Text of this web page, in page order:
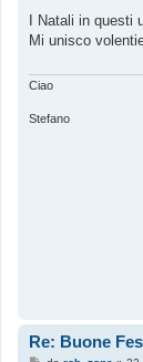
s
a
i
I Natali in questi
Mi unisco
Ciao
Stefano
Re: Buone